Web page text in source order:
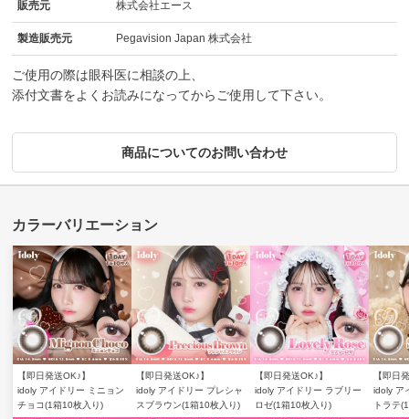
販売元 株式会社エース
製造販売元 Pegavision Japan 株式会社
ご使用の際は眼科医に相談の上、
添付文書をよくお読みになってからご使用して下さい。
商品についてのお問い合わせ
【即日発送OK♪】
idoly アイドリー ミニョン
チョコ(1箱10枚入り)
【即日発送OK♪】
idoly アイドリー プレシャ
スブラウン(1箱10枚入り)
【即日発送OK♪】
idoly アイドリー ラブリー
ロゼ(1箱10枚入り)
【即日
idoly ア
トラテ